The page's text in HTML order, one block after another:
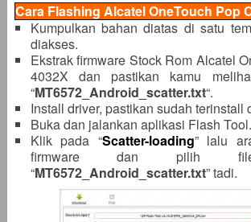
Cara Flashing Alcatel OneTouch Pop
Kumpulkan bahan diatas di satu
diakses.
Ekstrak firmware Stock Rom Alcatel
4032X dan pastikan kamu
“MT6572_Android_scatter.txt“.
Install driver, pastikan sudah terinstall
Buka dan jalankan aplikasi Flash Tool.
Klik pada “Scatter-loading” lalu
firmware dan pilih file
“MT6572_Android_scatter.txt” tadi.